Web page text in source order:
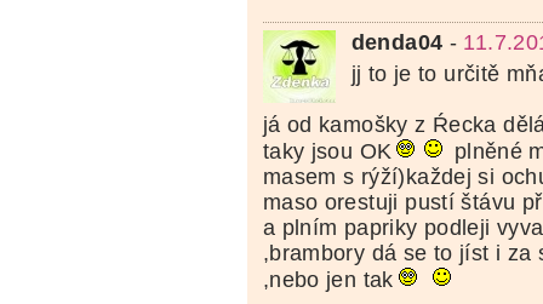
denda04 -
jj to je to určitě
já od kamošky z Ŕecka
taky jsou OK
plněné
masem s rýží)každej si
maso orestuji pustí štávu
a plním papriky podleji
,brambory dá se to jíst i za
,nebo jen tak